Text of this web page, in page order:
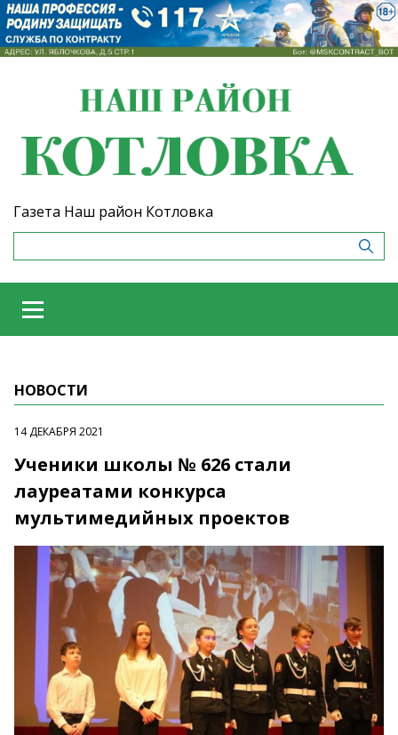
Газета Наш район Котловка
НОВОСТИ
14 ДЕКАБРЯ 2021
Ученики школы № 626 стали
лауреатами конкурса
мультимедийных проектов